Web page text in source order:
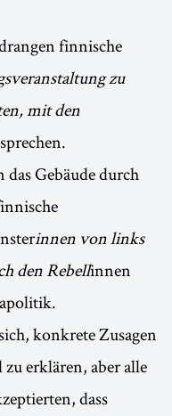
finnische
zu
mit den
Gebäude durch
innen von links
den Rebellinnen
konkrete Zusagen
erklären, aber alle
dass